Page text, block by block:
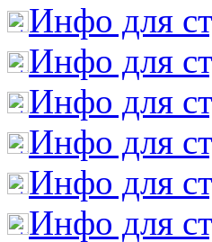
Инфо для
Инфо для
Инфо для
Инфо для
Инфо для
Инфо для